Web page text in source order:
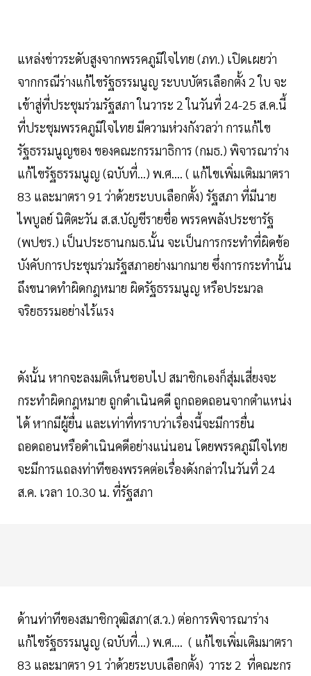
แหล่งข่าวระดับสูงจากพรรคภูมิใจไทย (ภท.) เปิดเผยว่า
จากกรณีร่างแก้ไขรัฐธรรมนูญ ระบบบัตรเลือกตั้ง 2 ใบ จะ
เข้าสู่ที่ประชุมร่วมรัฐสภา ในวาระ 2 ในวันที่ 24-25 ส.ค.นี้
ที่ประชุมพรรคภูมิใจไทย มีความห่วงกังวลว่า การแก้ไข
รัฐธรรมนูญของ ของคณะกรรมาธิการ (กมธ.) พิจารณาร่าง
แก้ไขรัฐธรรมนูญ (ฉบับที่...) พ.ศ.... ( แก้ไขเพิ่มเติมมาตรา
83 และมาตรา 91 ว่าด้วยระบบเลือกตั้ง) รัฐสภา ที่มีนาย
ไพบูลย์ นิติตะวัน ส.ส.บัญชีรายชื่อ พรรคพลังประชารัฐ
(พปชร.) เป็นประธานกมธ.นั้น จะเป็นการกระทำที่ผิดข้อ
บังคับการประชุมร่วมรัฐสภาอย่างมากมาย ซึ่งการกระทำนั้น
ถึงขนาดทำผิดกฎหมาย ผิดรัฐธรรมนูญ หรือประมวล
จริยธรรมอย่างไร้แรง
ดังนั้น หากจะลงมติเห็นชอบไป สมาชิกเองก็สุ่มเสี่ยงจะ
กระทำผิดกฎหมาย ถูกดำเนินคดี ถูกถอดถอนจากตำแหน่ง
ได้ หากมีผู้ยื่น และเท่าที่ทราบว่าเรื่องนี้จะมีการยื่น
ถอดถอนหรือดำเนินคดีอย่างแน่นอน โดยพรรคภูมิใจไทย
จะมีการแถลงท่าทีของพรรคต่อเรื่องดังกล่าวในวันที่ 24
ส.ค. เวลา 10.30 น. ที่รัฐสภา
ด้านท่าทีของสมาชิกวุฒิสภา(ส.ว.) ต่อการพิจารณาร่าง
แก้ไขรัฐธรรมนูญ (ฉบับที่...) พ.ศ.... ( แก้ไขเพิ่มเติมมาตรา
83 และมาตรา 91 ว่าด้วยระบบเลือกตั้ง) วาระ 2 ที่คณะกร